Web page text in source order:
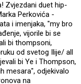
Zvjezdani duet hip-
Perkovića -
i imenjaka, "my bro
vijorile bi se
bi thompsoni,
od svetog Ilije/ all
bi Ye i Thompson,
mesara", odjekivalo
na